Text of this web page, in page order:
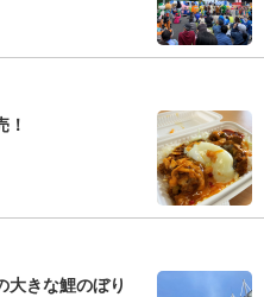
！
大きな鯉のぼり